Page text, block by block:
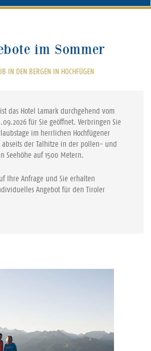
im Sommer
IN DEN BERGEN IN HOCHFÜGEN
das Hotel Lamark durchgehend vom
für Sie geöffnet. Verbringen Sie
im herrlichen Hochfügener
abseits der Talhitze in der pollen- und
Seehöhe auf 1500 Metern.
Ihre Anfrage und Sie erhalten
Angebot für den Tiroler